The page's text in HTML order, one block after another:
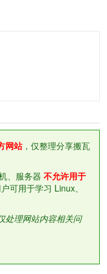
网站，仅整理分享搬瓦
、服务器 不允许用于
可用于学习 Linux、
处理网站内容相关问